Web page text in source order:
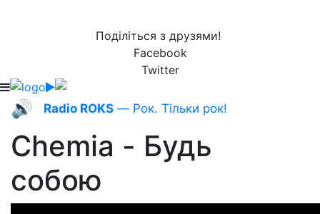
Поділіться з друзями!
Facebook
Twitter
🔊 Radio ROKS — Рок. Тільки рок!
Chemia - Будь
собою